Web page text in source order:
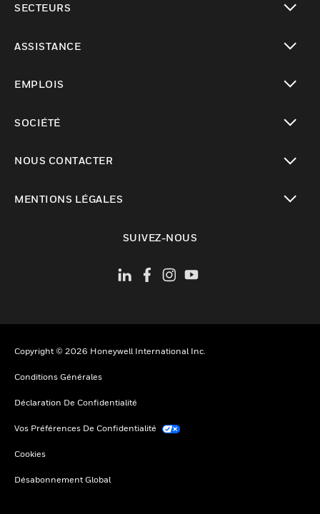
SECTEURS
ASSISTANCE
EMPLOIS
SOCIÉTÉ
NOUS CONTACTER
MENTIONS LÉGALES
SUIVEZ-NOUS
Copyright © 2026 Honeywell International Inc.
Conditions Générales
Déclaration De Confidentialité
Vos Préférences De Confidentialité
Cookies
Désabonnement Global